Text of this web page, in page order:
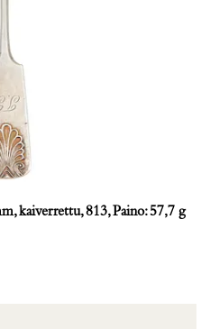
kaiverrettu, 813, Paino: 57,7 g